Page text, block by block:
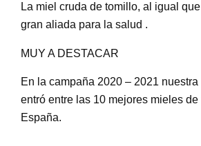
La miel cruda de tomillo, al igual
gran aliada para la salud .
MUY A DESTACAR
En la campaña 2020 – 2021
entró entre las 10 mejores mieles
España.